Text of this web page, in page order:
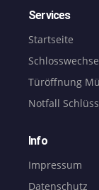
Services
Startseite
Türöffnung
Notfall
Info
Impressum
Datenschutz